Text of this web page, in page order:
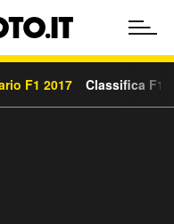
F1 2017 Classifica F1